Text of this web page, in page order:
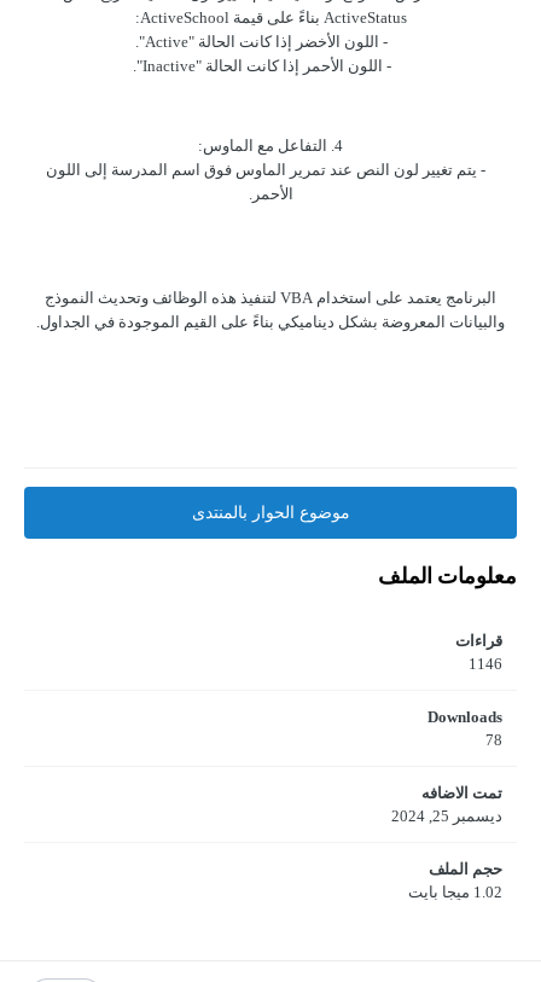
ActiveStatus بناءً على قيمة ActiveSchool:
- اللون الأخضر إذا كانت الحالة "Active".
- اللون الأحمر إذا كانت الحالة "Inactive".
4. التفاعل مع الماوس:
- يتم تغيير لون النص عند تمرير الماوس فوق اسم المدرسة إلى اللون
الأحمر.
البرنامج يعتمد على استخدام VBA لتنفيذ هذه الوظائف وتحديث النموذج
والبيانات المعروضة بشكل ديناميكي بناءً على القيم الموجودة في الجداول.
موضوع الحوار بالمنتدى
معلومات الملف
قراءات
1146
Downloads
78
تمت الاضافه
ديسمبر 25, 2024
حجم الملف
1.02 ميجا بايت